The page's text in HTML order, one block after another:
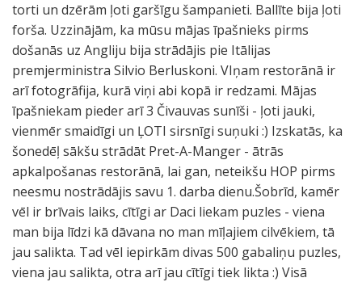
torti un dzērām ļoti garšīgu šampanieti. Ballīte bija ļoti
forša. Uzzinājām, ka mūsu mājas īpašnieks pirms
došanās uz Angliju bija strādājis pie Itālijas
premjerministra Silvio Berluskoni. VIņam restorānā ir
arī fotogrāfija, kurā viņi abi kopā ir redzami. Mājas
īpašniekam pieder arī 3 Čivauvas sunīši - ļoti jauki,
vienmēr smaidīgi un ĻOTI sirsnīgi suņuki :) Izskatās, ka
šonedēļ sākšu strādāt Pret-A-Manger - ātrās
apkalpošanas restorānā, lai gan, neteikšu HOP pirms
neesmu nostrādājis savu 1. darba dienu.Šobrīd, kamēr
vēl ir brīvais laiks, cītīgi ar Daci liekam puzles - viena
man bija līdzi kā dāvana no man mīļajiem cilvēkiem, tā
jau salikta. Tad vēl iepirkām divas 500 gabaliņu puzles,
viena jau salikta, otra arī jau cītīgi tiek likta :) Visā